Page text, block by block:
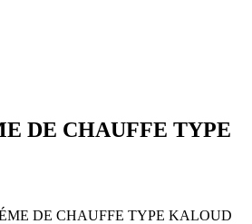
DE CHAUFFE TYPE
DE CHAUFFE TYPE KALOUD